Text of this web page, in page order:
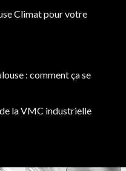
Climat pour votre
: comment ça se
la VMC industrielle